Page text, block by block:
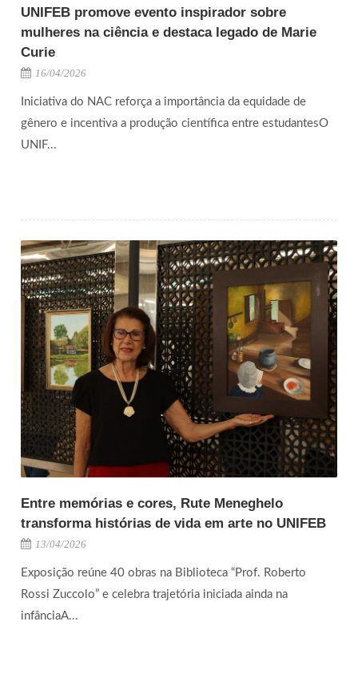
UNIFEB promove evento inspirador sobre
mulheres na ciência e destaca legado de Marie
Curie
16/04/2026
Iniciativa do NAC reforça a importância da equidade de
gênero e incentiva a produção científica entre estudantesO
UNIF...
Entre memórias e cores, Rute Meneghelo
transforma histórias de vida em arte no UNIFEB
13/04/2026
Exposição reúne 40 obras na Biblioteca “Prof. Roberto
Rossi Zuccolo” e celebra trajetória iniciada ainda na
infânciaA...